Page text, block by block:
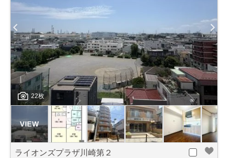
22枚
ライオンズプラザ川崎第２